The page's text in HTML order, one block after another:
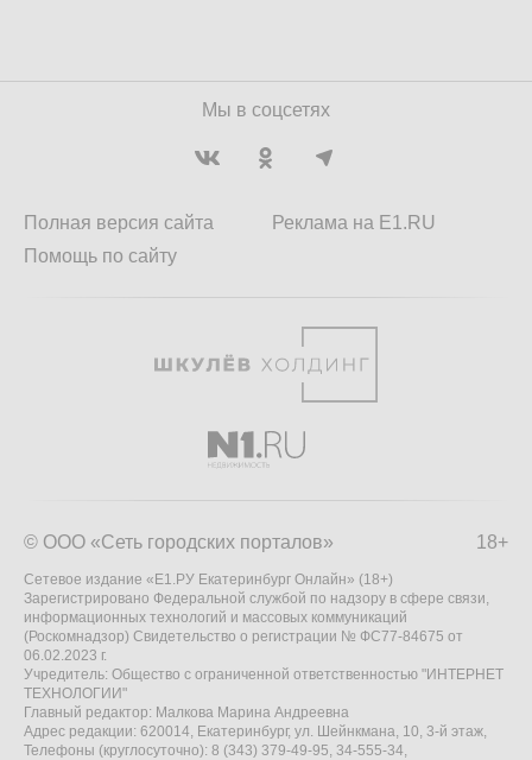
Мы в соцсетях
Полная версия сайта
Помощь по сайту
Реклама на E1.RU
18+
© ООО «Сеть городских порталов»
Сетевое издание «Е1.РУ Екатеринбург Онлайн» (18+)
Зарегистрировано Федеральной службой по надзору в сфере связи,
информационных технологий и массовых коммуникаций
(Роскомнадзор) Свидетельство о регистрации № ФС77-84675 от
06.02.2023 г.
Учредитель: Общество с ограниченной ответственностью "ИНТЕРНЕТ
ТЕХНОЛОГИИ"
Главный редактор: Малкова Марина Андреевна
Адрес редакции: 620014, Екатеринбург, ул. Шейнкмана, 10, 3-й этаж,
Телефоны (круглосуточно): 8 (343) 379-49-95, 34-555-34,